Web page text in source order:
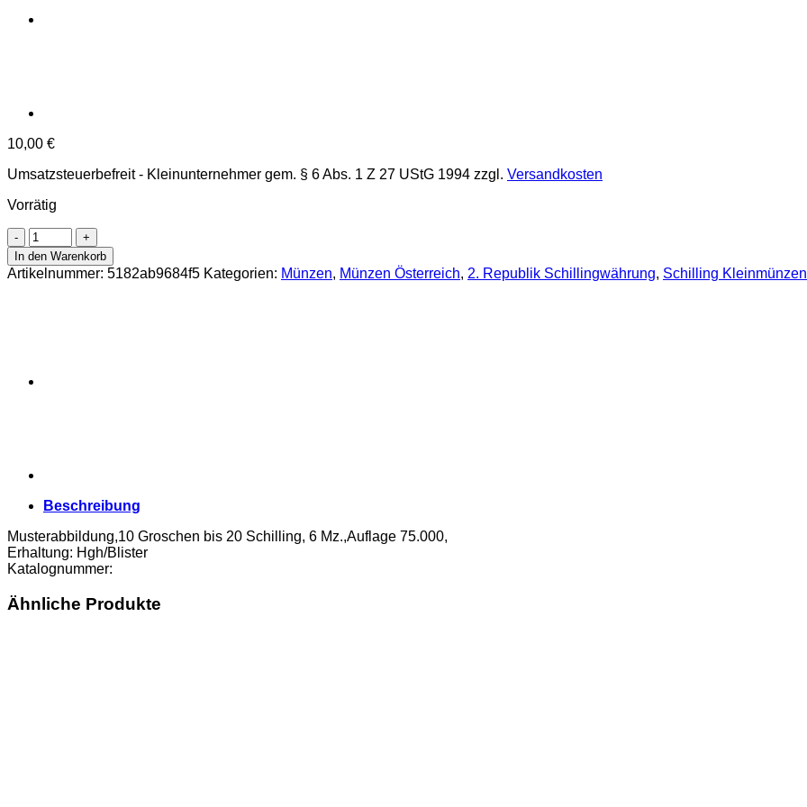
10,00 €
Umsatzsteuerbefreit - Kleinunternehmer gem. § 6 Abs. 1 Z 27 UStG 1994 zzgl. Versandkosten
Vorrätig
Österreich
-
offizieller
Kleinmünzensatz
Erh.
In den Warenkorb
Artikelnummer: 5182ab9684f5 Kategorien: Münzen, Münzen Österreich, 2. Republik Schillingwährung, Schilling
Beschreibung
Musterabbildung,10 Groschen bis 20 Schilling, 6 Mz.,Auflage 75.000,
Erhaltung: Hgh/Blister
Katalognummer:
Ähnliche Produkte